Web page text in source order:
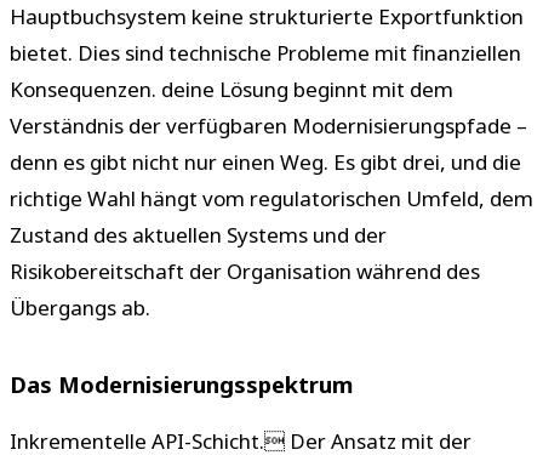
Hauptbuchsystem keine strukturierte Exportfunktion
bietet. Dies sind technische Probleme mit finanziellen
Konsequenzen. deine Lösung beginnt mit dem
Verständnis der verfügbaren Modernisierungspfade –
denn es gibt nicht nur einen Weg. Es gibt drei, und die
richtige Wahl hängt vom regulatorischen Umfeld, dem
Zustand des aktuellen Systems und der
Risikobereitschaft der Organisation während des
Übergangs ab.
Das Modernisierungsspektrum
Inkrementelle API-Schicht. Der Ansatz mit der